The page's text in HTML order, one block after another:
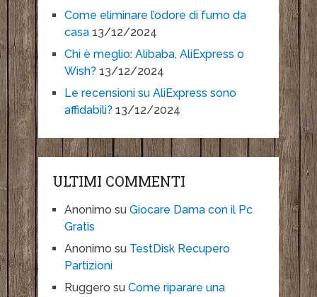
Come eliminare l’odore di fumo da
casa 13/12/2024
Chi è meglio: Alibaba, AliExpress o
Wish? 13/12/2024
Le recensioni su AliExpress sono
affidabili? 13/12/2024
ULTIMI COMMENTI
Anonimo su Giocare Dama con il Pc
Gratis
Anonimo su TestDisk Recupero
Partizioni
Ruggero su Come riparare una